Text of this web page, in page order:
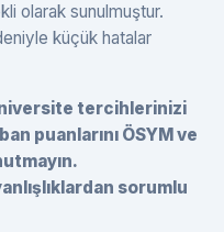
olarak sunulmuştur.
küçük hatalar
tercihlerinizi
puanlarını ÖSYM ve
sorumlu